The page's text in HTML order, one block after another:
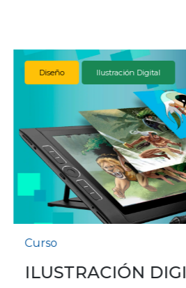
Diseño Ilustración Digital
Curso
ILUSTRACIÓN